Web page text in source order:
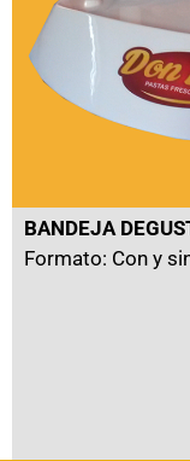
BANDEJA
Formato: Con y